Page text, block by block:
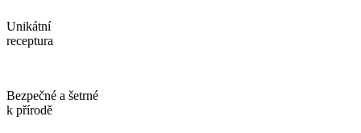
Unikátní
receptura
Bezpečné a šetrné
k přírodě